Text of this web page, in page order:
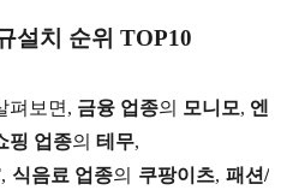
설치 순위 TOP10
펴보면, 금융 업종의 모니모, 엔
핑 업종의 테무,
, 식음료 업종의 쿠팡이츠,패션/